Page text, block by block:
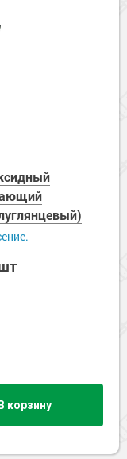
корзину